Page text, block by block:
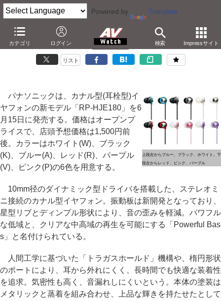
Powered by Translate
カテゴリ ログイン 検索 Impressサイト
パナソニック、新振動板搭載のカナル型イヤフォン
－音の歪みを低減。全6色で実売1,500円
リスト
上段左からブルー、ブラック、ホワイト。下
段左からレッド、ピンク、パープル
パナソニックは、カナル型(耳栓型)イ
ヤフォンの新モデル「RP-HJE180」を6
月15日に発売する。価格はオープンプ
ライスで、店頭予想価格は1,500円前
後。カラーはホワイト(W)、ブラック
(K)、ブルー(A)、レッド(R)、パープル
(V)、ピンク(P)の6色を用意する。
10mm径のダイナミック型ドライバを搭載した、ステレオミ
ニ接続のカナル型イヤフォン。振動板は新開発となっており、
星型リブとディンプル形状により、音の歪みを軽減。パワフル
な低域と、クリアな中高域の再生を可能にする「Powerful Bas
s」と名付けられている。
人間工学に基づいた「トラガスホールド」機構や、楕円形状
のポートにより、耳から外れにくく、長時間でも快適な装着性
を追求。気密性も高く、音漏れしにくいという。本体の塗装は
メタリックと蒸着を組み合わせ、上品な輝きを持たせたとして